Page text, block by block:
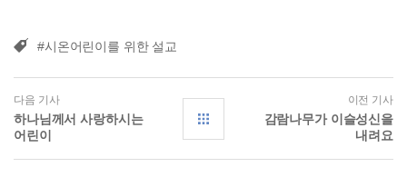
#시온어린이를 위한 설교
다음 기사
하나님께서 사랑하시는
어린이
이전 기사
감람나무가 이슬성신을
내려요